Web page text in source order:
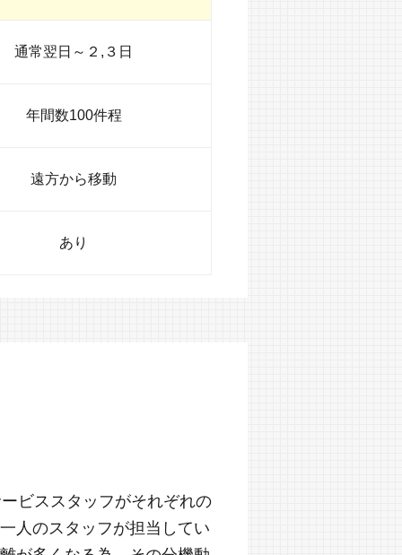
通常翌日～２,３日
年間数100件程
遠方から移動
あり
ビススタッフがそれぞれの
人のスタッフが担当してい